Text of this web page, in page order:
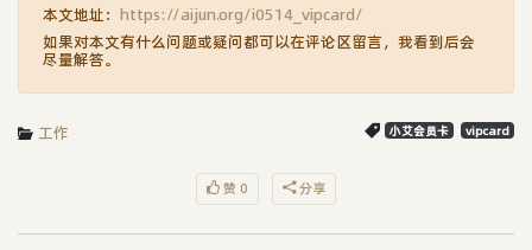
本文地址： https://aijun.org/i0514_vipcard/
如果对本文有什么问题或疑问都可以在评论区留言，我看到后会
尽量解答。
工作 小艾会员卡 vipcard
赞 0 分享